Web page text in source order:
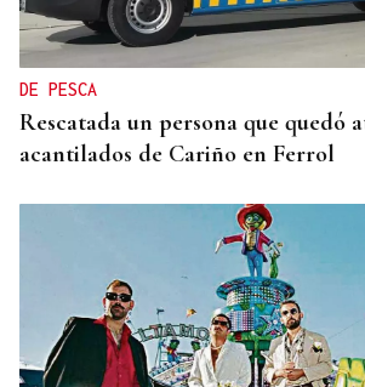
DE PESCA
Rescatada un persona que quedó
acantilados de Cariño en Ferrol